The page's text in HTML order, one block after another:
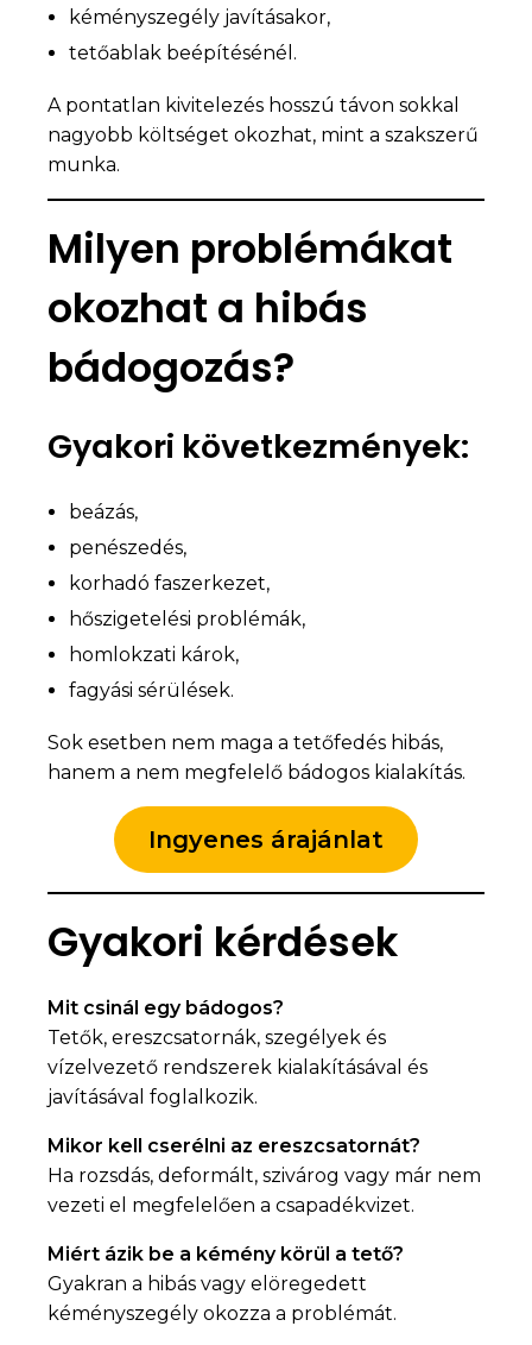
kéményszegély javításakor,
tetőablak beépítésénél.
A pontatlan kivitelezés hosszú távon sokkal
nagyobb költséget okozhat, mint a szakszerű
munka.
Milyen problémákat
okozhat a hibás
bádogozás?
Gyakori következmények:
beázás,
penészedés,
korhadó faszerkezet,
hőszigetelési problémák,
homlokzati károk,
fagyási sérülések.
Sok esetben nem maga a tetőfedés hibás,
hanem a nem megfelelő bádogos kialakítás.
Ingyenes árajánlat
Gyakori kérdések
Mit csinál egy bádogos?
Tetők, ereszcsatornák, szegélyek és
vízelvezető rendszerek kialakításával és
javításával foglalkozik.
Mikor kell cserélni az ereszcsatornát?
Ha rozsdás, deformált, szivárog vagy már nem
vezeti el megfelelően a csapadékvizet.
Miért ázik be a kémény körül a tető?
Gyakran a hibás vagy elöregedett
kéményszegély okozza a problémát.